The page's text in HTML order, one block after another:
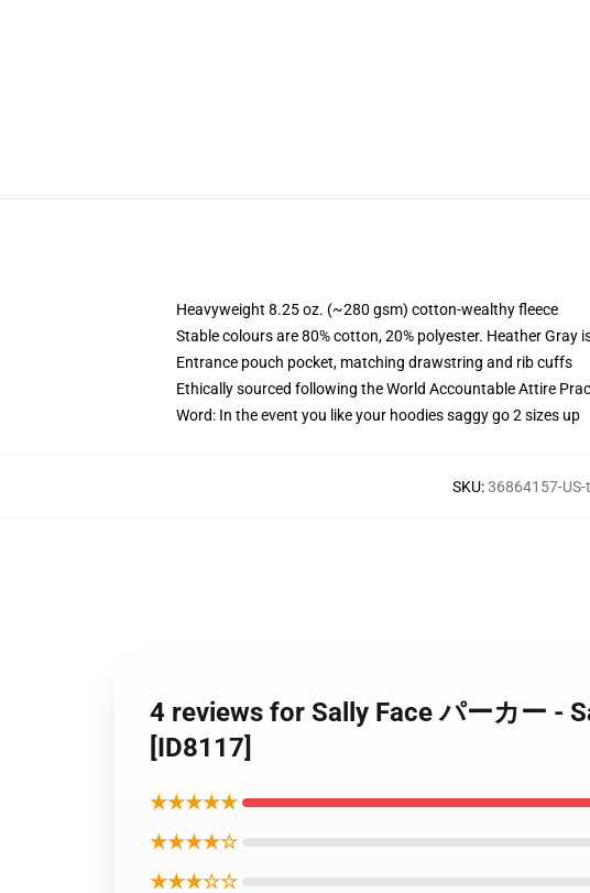
Heavyweight 8.25 oz. (~280 gsm) cotton-wealthy fleece
Stable colours are 80% cotton, 20% polyester. Heather Gray
Entrance pouch pocket, matching drawstring and rib cuffs
Ethically sourced following the World Accountable Attire
Word: In the event you like your hoodies saggy go 2 sizes up
SKU:36864157-US-
4 reviews for Sally Face パーカー -
[ID8117]
★★★★★
★★★★☆
★★★☆☆